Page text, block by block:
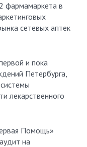
фармамаркета в
сетевых аптек
и пока
Петербурга,
лекарственного
Помощь»
на